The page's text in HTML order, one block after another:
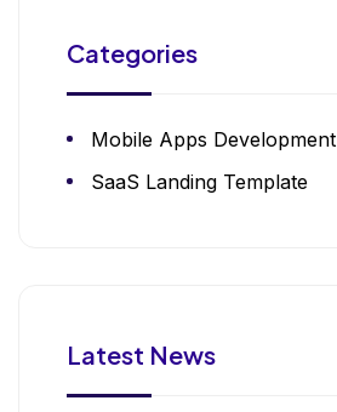
Categories
Mobile Apps Development
SaaS Landing Template
Latest News